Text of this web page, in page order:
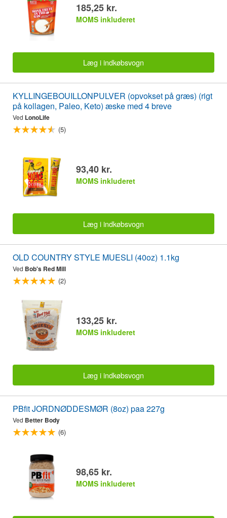
185,25 kr.
MOMS inkluderet
Læg i indkøbsvogn
KYLLINGEBOUILLONPULVER (opvokset på græs) (rigt
på kollagen, Paleo, Keto) æske med 4 breve
Ved LonoLife
(5)
93,40 kr.
MOMS inkluderet
Læg i indkøbsvogn
OLD COUNTRY STYLE MUESLI (40oz) 1.1kg
Ved Bob's Red Mill
(2)
133,25 kr.
MOMS inkluderet
Læg i indkøbsvogn
PBfit JORDNØDDESMØR (8oz) paa 227g
Ved Better Body
(6)
98,65 kr.
MOMS inkluderet